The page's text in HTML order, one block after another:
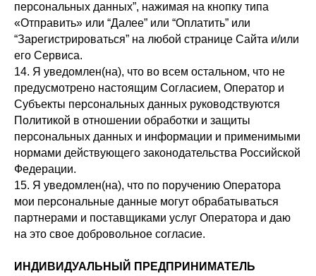
персональных данных”, нажимая на кнопку типа
«Отправить» или “Далее” или “Оплатить” или
“Зарегистрироваться” на любой странице Сайта и/или
его Сервиса.
14. Я уведомлен(на), что во всем остальном, что не
предусмотрено настоящим Согласием, Оператор и
Субъекты персональных данных руководствуются
Политикой в отношении обработки и защиты
персональных данных и информации и применимыми
нормами действующего законодательства Российской
Федерации.
15. Я уведомлен(на), что по поручению Оператора
мои персональные данные могут обрабатываться
партнерами и поставщиками услуг Оператора и даю
на это свое добровольное согласие.
ИНДИВИДУАЛЬНЫЙ ПРЕДПРИНИМАТЕЛЬ